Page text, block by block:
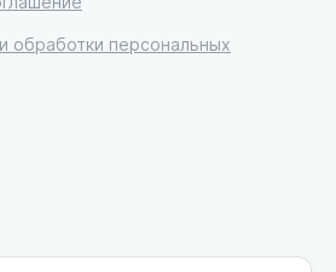
обработки персональных